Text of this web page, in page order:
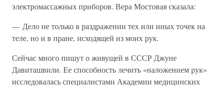
электромассажных приборов. Вера Мостовая сказала:
— Дело не только в раздражении тех или иных точек на
теле, но и в пране, исходящей из моих рук.
Сейчас много пишут о живущей в СССР Джуне
Давиташвили. Ее способность лечить «наложением рук»
исследовалась специалистами Академии медицинских